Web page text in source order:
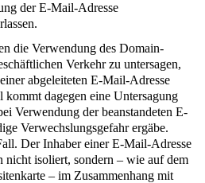
der E-Mail-Adresse
die Verwendung des Domain-
Verkehr zu untersagen,
abgeleiteten E-Mail-Adresse
dagegen eine Untersagung
Verwendung der beanstandeten E-
Verwechslungsgefahr ergäbe.
Der Inhaber einer E-Mail-Adresse
nicht isoliert, sondern – wie auf dem
– im Zusammenhang mit